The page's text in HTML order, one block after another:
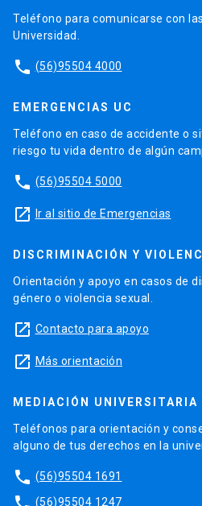
Teléfono para comunicarse con
Universidad.
phone (56)95504 4000
EMERGENCIAS UC
Teléfono en caso de accidente o
riesgo tu vida dentro de algún
phone (56)95504 5000
launch Ir al sitio de Emergencias
DISCRIMINACIÓN Y
Orientación y apoyo en casos de
género o violencia sexual.
launch Contacto para apoyo
launch Más orientación
MEDIACIÓN UNIVERSITARIA
Teléfonos para orientación y
alguno de tus derechos en la
phone (56)95504 1691
(56)95504 1247